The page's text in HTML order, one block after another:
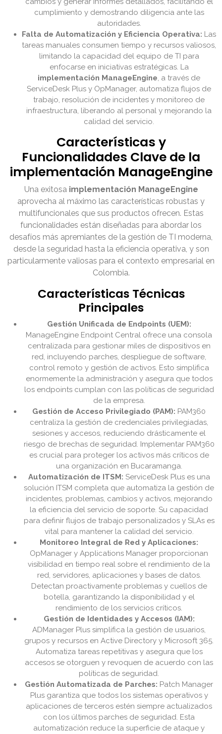
cumplimiento y demostrando diligencia ante las
autoridades.
Falta de Automatización y Eficiencia Operativa: Las
tareas manuales consumen tiempo y recursos valiosos,
limitando la capacidad del equipo de TI para
enfocarse en iniciativas estratégicas. La
implementación ManageEngine, a través de
ServiceDesk Plus y OpManager, automatiza flujos de
trabajo, resolución de incidentes y monitoreo de
infraestructura, liberando al personal y mejorando la
calidad del servicio.
Características y
Funcionalidades Clave de la
implementación ManageEngine
Una exitosa implementación ManageEngine
aprovecha al máximo las características robustas y
multifuncionales que sus productos ofrecen. Estas
funcionalidades están diseñadas para abordar los
desafíos más apremiantes de la gestión de TI moderna,
desde la seguridad hasta la eficiencia operativa, y son
particularmente valiosas para el contexto empresarial en
Colombia.
Características Técnicas
Principales
Gestión Unificada de Endpoints (UEM):
ManageEngine Endpoint Central ofrece una consola
centralizada para gestionar miles de dispositivos en
red, incluyendo parches, despliegue de software,
control remoto y gestión de activos. Esto simplifica
enormemente la administración y asegura que todos
los endpoints cumplan con las políticas de seguridad
de la empresa.
Gestión de Acceso Privilegiado (PAM): PAM360
centraliza la gestión de credenciales privilegiadas,
sesiones y accesos, reduciendo drásticamente el
riesgo de brechas de seguridad. Implementar PAM360
es crucial para proteger los activos más críticos de
una organización en Bucaramanga.
Automatización de ITSM: ServiceDesk Plus es una
solución ITSM completa que automatiza la gestión de
incidentes, problemas, cambios y activos, mejorando
la eficiencia del servicio de soporte. Su capacidad
para definir flujos de trabajo personalizados y SLAs es
vital para mantener la calidad del servicio.
Monitoreo Integral de Red y Aplicaciones:
OpManager y Applications Manager proporcionan
visibilidad en tiempo real sobre el rendimiento de la
red, servidores, aplicaciones y bases de datos.
Detectan proactivamente problemas y cuellos de
botella, garantizando la disponibilidad y el
rendimiento de los servicios críticos.
Gestión de Identidades y Accesos (IAM):
ADManager Plus simplifica la gestión de usuarios,
grupos y recursos en Active Directory y Microsoft 365.
Automatiza tareas repetitivas y asegura que los
accesos se otorguen y revoquen de acuerdo con las
políticas de seguridad.
Gestión Automatizada de Parches: Patch Manager
Plus garantiza que todos los sistemas operativos y
aplicaciones de terceros estén siempre actualizados
con los últimos parches de seguridad. Esta
automatización reduce la superficie de ataque y